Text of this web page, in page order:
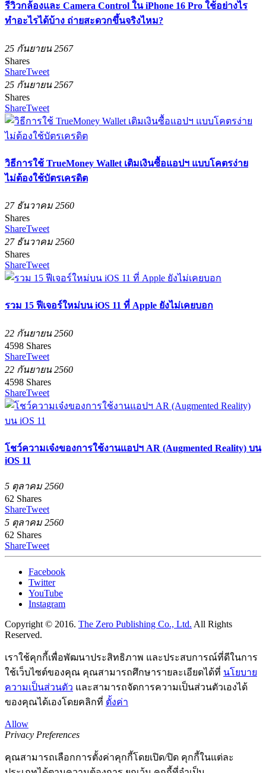
รีวิวกล้องและ Camera Control ใน iPhone 16 Pro ใช้อย่างไร
ทำอะไรได้บ้าง ถ่ายสะดวกขึ้นจริงไหม?
25 กันยายน 2567
Shares
ShareTweet
25 กันยายน 2567
Shares
ShareTweet
วิธีการใช้ TrueMoney Wallet เติมเงินซื้อแอปฯ แบบโคตรง่าย
ไม่ต้องใช้บัตรเครดิต
27 ธันวาคม 2560
Shares
ShareTweet
27 ธันวาคม 2560
Shares
ShareTweet
รวม 15 ฟีเจอร์ใหม่บน iOS 11 ที่ Apple ยังไม่เคยบอก
22 กันยายน 2560
4598 Shares
ShareTweet
22 กันยายน 2560
4598 Shares
ShareTweet
โชว์ความเจ๋งของการใช้งานแอปฯ AR (Augmented Reality) บน
iOS 11
5 ตุลาคม 2560
62 Shares
ShareTweet
5 ตุลาคม 2560
62 Shares
ShareTweet
Facebook
Twitter
YouTube
Instagram
Copyright © 2016. The Zero Publishing Co., Ltd. All Rights
Reserved.
เราใช้คุกกี้เพื่อพัฒนาประสิทธิภาพ และประสบการณ์ที่ดีในการ
ใช้เว็บไซต์ของคุณ คุณสามารถศึกษารายละเอียดได้ที่ นโยบาย
ความเป็นส่วนตัว และสามารถจัดการความเป็นส่วนตัวเองได้
ของคุณได้เองโดยคลิกที่ ตั้งค่า
Allow
Privacy Preferences
คุณสามารถเลือกการตั้งค่าคุกกี้โดยเปิด/ปิด คุกกี้ในแต่ละ